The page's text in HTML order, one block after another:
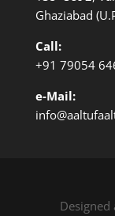
Ghaziabad
Call:
+91 79054
e-Mail: